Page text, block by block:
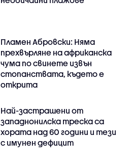
Пламен Абровски: Няма
прехвърляне на африканска
чума по свинете извън
стопанствата, където е
открита
Най-застрашени от
западнонилска треска са
хората над 60 години и тези
с имунен дефицит